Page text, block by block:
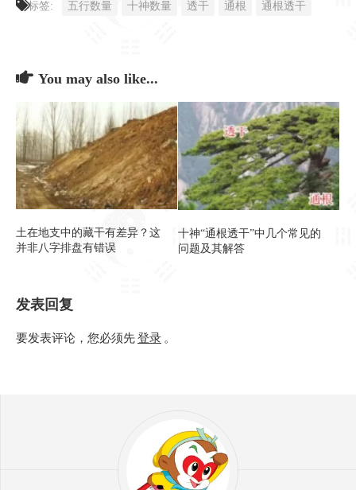
标签: 五行数量 十神数量 透干 通根 通根透干
You may also like...
土在地支中的藏干有差异？这
并非八字排盘有错误
十神“通根透干”中几个常见的
问题及其解答
发表回复
要发表评论，您必须先登录 。